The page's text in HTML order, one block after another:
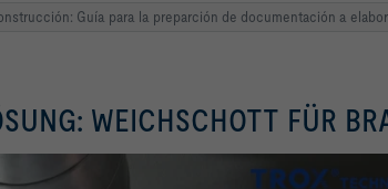
Guía para la preparción de documentación a
WEICHSCHOTT FÜR